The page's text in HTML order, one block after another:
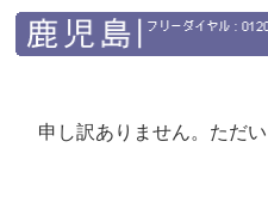
申し訳ありません。ただ